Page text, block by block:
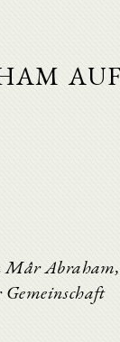
Mâr Abraham,
Gemeinschaft